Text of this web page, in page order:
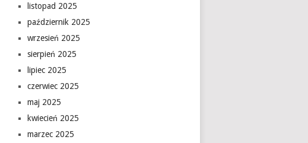
listopad 2025
październik 2025
wrzesień 2025
sierpień 2025
lipiec 2025
czerwiec 2025
maj 2025
kwiecień 2025
marzec 2025